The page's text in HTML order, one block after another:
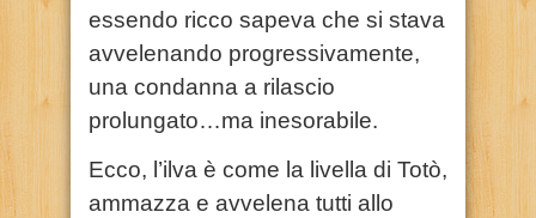
essendo ricco sapeva che si stava
avvelenando progressivamente,
una condanna a rilascio
prolungato…ma inesorabile.
Ecco, l’ilva è come la livella di Totò,
ammazza e avvelena tutti allo